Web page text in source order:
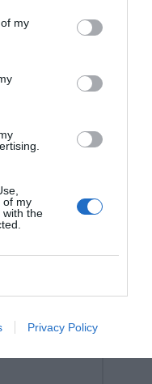
my
of my
with the
Privacy Policy
χρόνο που
εξέλιξη